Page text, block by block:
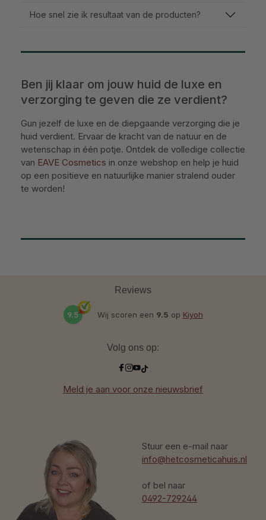
Hoe snel zie ik resultaat van de producten?
Ben jij klaar om jouw huid de luxe en
verzorging te geven die ze verdient?
Gun jezelf de luxe en de diepgaande verzorging die je
huid verdient. Ervaar de kracht van de natuur en de
wetenschap in één potje. Ontdek de volledige collectie
van EAVE Cosmetics in onze webshop en help je huid
op een positieve en natuurlijke manier stralend ouder
te worden!
Stuur een e-mail naar
info@hetcosmeticahuis.nl
of bel naar
0492-729244
Reviews
9.5 Wij scoren een 9.5 op Kiyoh
Volg ons op:
Meld je aan voor onze nieuwsbrief